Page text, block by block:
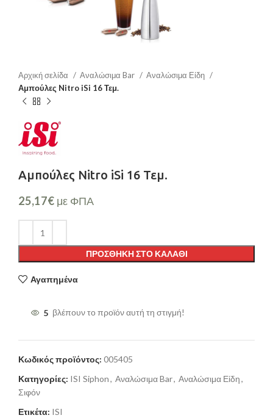
Αρχική σελίδα Αναλώσιμα Bar
Αναλώσιμα Είδη
Αμπούλες Nitro iSi 16 Τεμ.
Αμπούλες Nitro iSi 16 Τεμ.
25,17€ με ΦΠΑ
ΠΡΟΣΘΉΚΗ ΣΤΟ ΚΑΛΆΘΙ
Αγαπημένα
5 βλέπουν το προϊόν αυτή τη στιγμή!
Κωδικός προϊόντος: 005405
Κατηγορίες: ISI Siphon, Αναλώσιμα Bar, Αναλώσιμα Είδη,
Σιφόν
Ετικέτα: ISI